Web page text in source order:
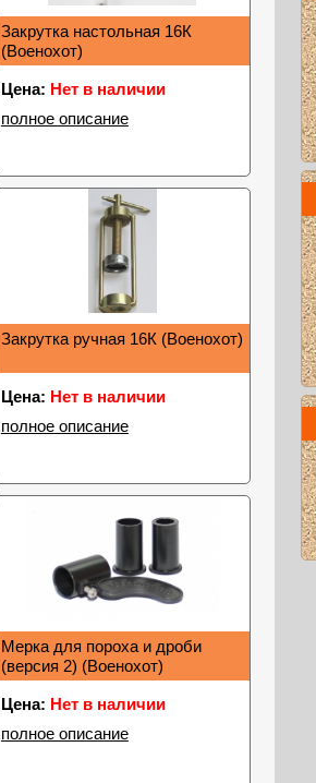
Закрутка настольная 16К
(Военохот)
Цена: Нет в наличии
полное описание
Закрутка ручная 16К (Военохот)
Цена: Нет в наличии
полное описание
Мерка для пороха и дроби
(версия 2) (Военохот)
Цена: Нет в наличии
полное описание